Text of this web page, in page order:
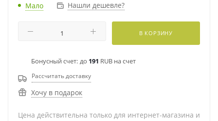
Мало Нашли дешевле?
В КОРЗИНУ
Бонусный счет: до 191 RUB на счет
Рассчитать доставку
Хочу в подарок
Цена действительна только для интернет-магазина и